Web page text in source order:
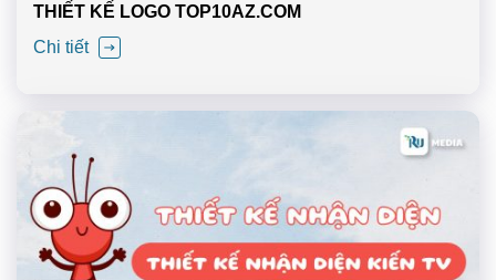
THIẾT KẾ LOGO TOP10AZ.COM
Chi tiết